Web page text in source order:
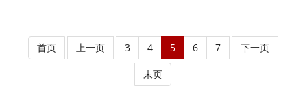
首页 上一页 3 4 5 6 7 下一页
末页